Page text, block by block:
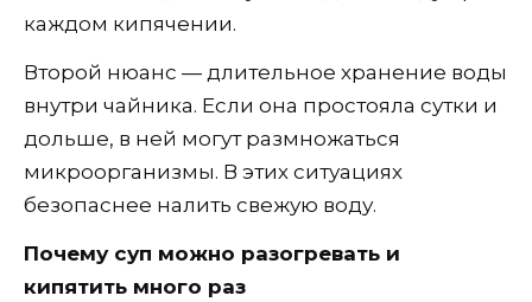
каждом кипячении.
Второй нюанс — длительное хранение воды
внутри чайника. Если она простояла сутки и
дольше, в ней могут размножаться
микроорганизмы. В этих ситуациях
безопаснее налить свежую воду.
Почему суп можно разогревать и
кипятить много раз